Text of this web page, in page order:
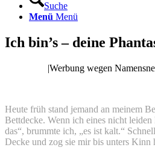
Suche
Menü Menü
Ich bin’s – deine
|Werbung wegen
Heute früh stand jemand an meinem
Bettdecke. Wenn ich eines nicht leiden
das“, brummte ich, „es ist kalt.“
Decke und zog sie mir bis unters Kinn